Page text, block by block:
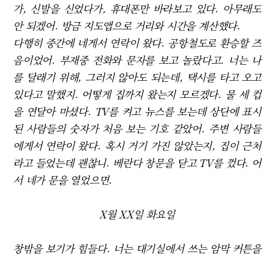
가, 신발을 신었다가, 휴대폰만 바라보고 있다. 아무래도
안 되겠어. 방금 지도앱으로 거리와 시간을 계산했다.
다행히 중간에 네게서 연락이 왔다. 공항철도로 환승할 즈
음이었어. 부재중 전화와 문자를 보고 놀랐다고. 너는 나
를 달래기 위해, 그러지 않아도 되는데, 택시를 타고 오고
있다고 말했지. 어떻게 집까지 왔는지 모르겠다. 물 세 컵
을 연달아 마셨다. TV를 켜고 뉴스를 보는데 상단에 표시
된 사람들의 숫자가 처음 보는 기호 같았어. 주변 사람들
에게서 연락이 왔다. 혹시 거기 가진 않았는지, 집이 근처
라고 들었는데 괜찮니. 베란다 창문을 닫고 TV를 껐다. 어
서 네가 문을 열었으면.
X월 XX일 화요일
창밖을 보기가 힘들다. 너는 대기실에서 쓰는 암막 커튼을